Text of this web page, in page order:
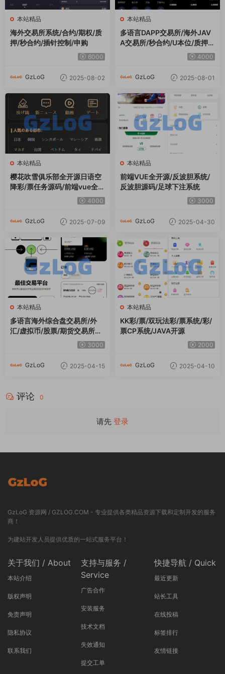
本站精品
海外交易所系统/合约/期权/质
押/秒合约/插针控制/申购
6000
GzLoG 2025-08-02
本站精品
多语言DAPP交易所/海外JAV
A交易所/秒合约/U本位/质押借
4000
GzLoG 2025-08-01
本站精品
樱花吹雪俱乐部全开源日语空
降彩/票任务源码/前端vue全开
4000
GzLoG 2025-07-09
本站精品
前端VUE全开源/反波胆系统/
反波胆源码/足球下注系统
3000
GzLoG 2025-04-30
本站精品
多语言海外综合盘交易所/外
汇/虚拟币/股票/期货交易所系
3000
GzLoG 2025-04-15
本站精品
KK彩/票/双玩法彩/票系统/彩/
票CP系统/JAVA开源
2000
GzLoG 2025-04-10
评论 0
请先 登录
GzLoG 资源网 / GZLOG.COM - 专业提供各类精品资源下载和定制开发的服务
商！
为建站开发人员提供优质的一站式服务平台！
关于我们 / About
本站介绍
版权声明
免责声明
隐私协议
联系我们
支持与服务 /
Service
广告合作
安装服务
技术文档
失效通知
提交工单
快捷导航 / Quick
最近更新
站长工具
在线投稿
标签排行
友情链接